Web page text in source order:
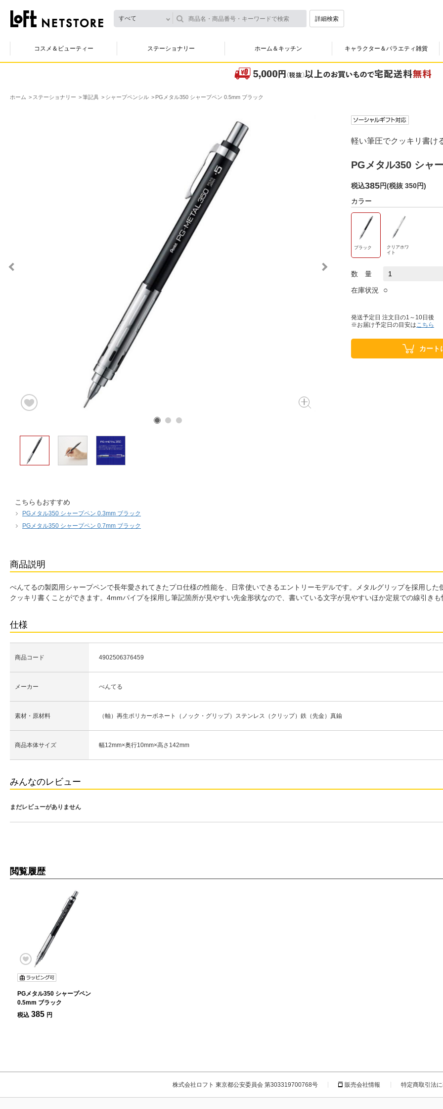
すべて 詳細検索
コスメ＆ビューティー ステーショナリー ホーム＆キッチン キャラクター＆バラエティ雑貨
ホーム ステーショナリー 筆記具 シャープペンシル PGメタル350 シャープペン 0.5mm ブラック
軽い筆圧でクッキリ書
PGメタル350 シャ
税込385円(税抜 350円)
カラー
ブラック
クリアホワ
イト
数 量
在庫状況 ○
発送予定日 注文日の1～10日後
※お届け予定日の目安はこちら
カート
こちらもおすすめ
PGメタル350 シャープペン 0.3mm ブラック
PGメタル350 シャープペン 0.7mm ブラック
商品説明
ぺんてるの製図用シャープペンで長年愛されてきたプロ仕様の性能を、日常使いできるエントリーモデルです。メタルグリップを採用し
クッキリ書くことができます。4mmパイプを採用し筆記箇所が見やすい先金形状なので、書いている文字が見やすいほか定規での線引きも
仕様
商品コード 4902506376459
メーカー ぺんてる
素材・原材料 （軸）再生ポリカーボネート（ノック・グリップ）ステンレス（クリップ）鉄（先金）真鍮
商品本体サイズ 幅12mm×奥行10mm×高さ142mm
みんなのレビュー
まだレビューがありません
閲覧履歴
PGメタル350 シャープペン
0.5mm ブラック
税込 385 円
株式会社ロフト 東京都公安委員会 第303319700768号 販売会社情報 特定商取引法